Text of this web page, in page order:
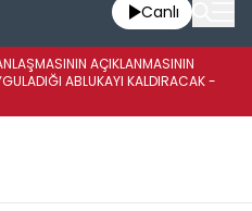
Canlı
AÇIKLANMASININ
ABLUKAYI KALDIRACAK -